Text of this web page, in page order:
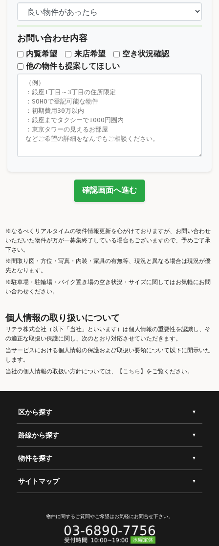
お問い合わせ内容
内覧希望 来店希望
空き状況確認
他の物件も提案してほしい
確認画面へ進む
※なるべくリアルタイムの物件情報更新を心がけておりますが、お問い合わせ
いただいた物件が万が一募集終了している場合もございますので、予めご了承
下さい。
※間取り図・方位・写真・内装・家具の有無等、現況と異なる場合は現況が優
先となります。
※駐車場・駐輪場・バイク置き場の空き状況・サイズに関してはお気軽にお問
い合わせください。
個人情報の取り扱いについて
リテラ株式会社（以下「当社」といいます）は個人情報の重要性を認識し、そ
の適正な取扱い保護に関し、次のとおり対応させていただきます。
当サービスにおける個人情報の保護および取扱い要領について以下に開示いた
します。
当社の個人情報の取扱い方針については、【こちら 】をご覧ください。
区から探す
路線から探す
物件を探す
サイトマップ
物件に関するご質問やご希望はお気軽にお問合せ下さい。